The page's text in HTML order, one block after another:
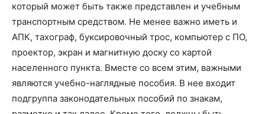
который может быть также представлен и учебным
транспортным средством. Не менее важно иметь и
АПК, тахограф, буксировочный трос, компьютер с ПО,
проектор, экран и магнитную доску со картой
населенного пункта. Вместе со всем этим, важными
являются учебно-наглядные пособия. В нее входит
подгруппа законодательных пособий по знакам,